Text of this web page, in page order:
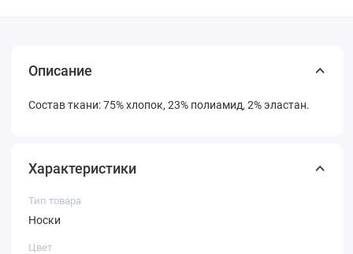
Описание
Состав ткани: 75% хлопок, 23% полиамид, 2% эластан.
Характеристики
Тип товара
Носки
Цвет